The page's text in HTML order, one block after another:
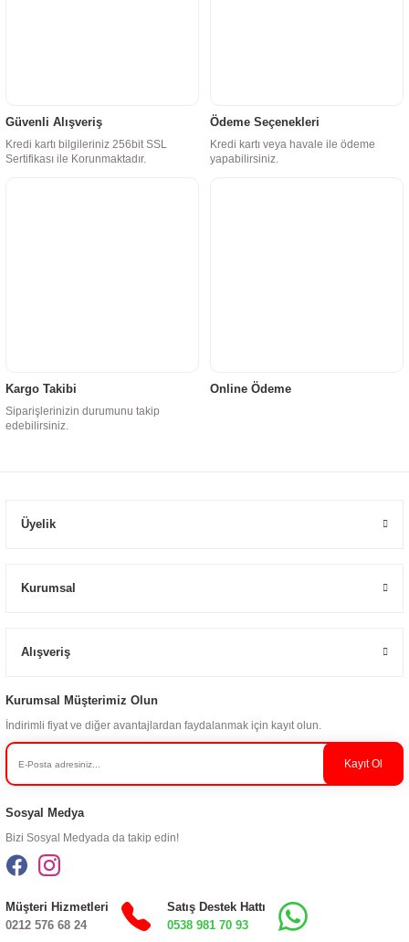
Güvenli Alışveriş
Kredi kartı bilgileriniz 256bit SSL
Sertifikası ile Korunmaktadır.
Ödeme Seçenekleri
Kredi kartı veya havale ile ödeme
yapabilirsiniz.
Kargo Takibi
Siparişlerinizin durumunu takip
edebilirsiniz.
Online Ödeme
Üyelik
Kurumsal
Alışveriş
Kurumsal Müşterimiz Olun
İndirimli fiyat ve diğer avantajlardan faydalanmak için kayıt olun.
Kayıt Ol
Sosyal Medya
Bizi Sosyal Medyada da takip edin!
Müşteri Hizmetleri
0212 576 68 24
Satış Destek Hattı
0538 981 70 93